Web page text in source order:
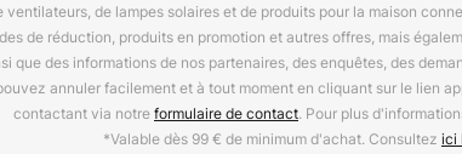
ventilateurs, de lampes solaires et de produits pour la maison
de réduction, produits en promotion et autres offres, mais
que des informations de nos partenaires, des enquêtes, des
annuler facilement et à tout moment en cliquant sur le lien
contactant via notreformulaire de contact. Pour plus
*Valable dès 99 € de minimum d'achat. Consultez ici